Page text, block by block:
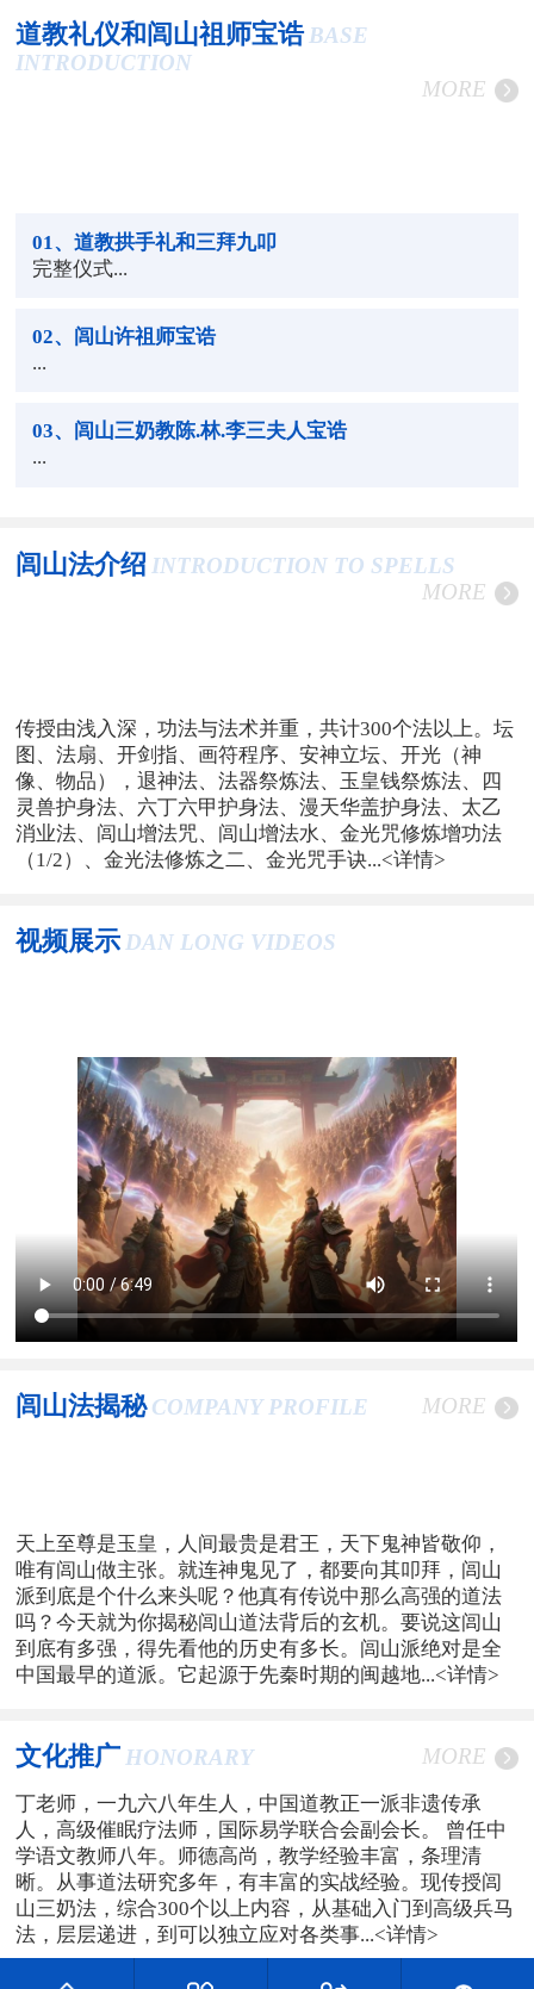
道教礼仪和闾山祖师宝诰 BASE
INTRODUCTION
MORE
01 、道教拱手礼和三拜九叩
完整仪式...
02、闾山许祖师宝诰
...
03、闾山三奶教陈.林.李三夫人宝诰
...
闾山法介绍 INTRODUCTION TO SPELLS
MORE
传授由浅入深，功法与法术并重，共计300个法以上。坛
图、法扇、开剑指、画符程序、安神立坛、开光（神
像、物品），退神法、法器祭炼法、玉皇钱祭炼法、四
灵兽护身法、六丁六甲护身法、漫天华盖护身法、太乙
消业法、闾山增法咒、闾山增法水、金光咒修炼增功法
（1/2）、金光法修炼之二、金光咒手诀...<详情>
视频展示 DAN LONG VIDEOS
闾山法揭秘 COMPANY PROFILE MORE
天上至尊是玉皇，人间最贵是君王，天下鬼神皆敬仰，
唯有闾山做主张。就连神鬼见了，都要向其叩拜，闾山
派到底是个什么来头呢？他真有传说中那么高强的道法
吗？今天就为你揭秘闾山道法背后的玄机。要说这闾山
到底有多强，得先看他的历史有多长。闾山派绝对是全
中国最早的道派。它起源于先秦时期的闽越地...<详情>
文化推广 HONORARY MORE
丁老师，一九六八年生人，中国道教正一派非遗传承
人，高级催眠疗法师，国际易学联合会副会长。 曾任中
学语文教师八年。师德高尚，教学经验丰富，条理清
晰。从事道法研究多年，有丰富的实战经验。现传授闾
山三奶法，综合300个以上内容，从基础入门到高级兵马
法，层层递进，到可以独立应对各类事...<详情>